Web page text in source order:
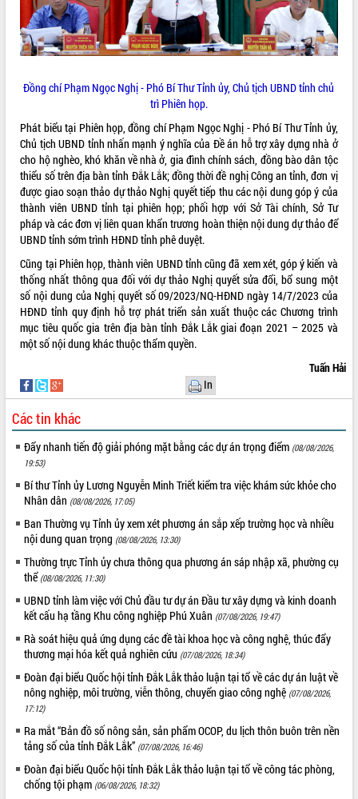
Họp báo thông tin về Hội nghị Công bố
Quy hoạch và Xúc tiến đầu tư tỉnh Đắk
Lắk
giải ngân vốn khắc phục thiên tai
HĐND tỉnh thông qua điều chỉnh Quy
hoạch tỉnh thời kỳ 2021-2030
Hội thảo góp ý hồ sơ điều chỉnh quy
hoạch tỉnh Đắk Lắk thời kỳ 2021-2030,
tầm nhìn đến năm 2050
Nâng cao hiệu quả hoạt động của các
doanh nghiệp nhà nước
Hội nghị triển khai kết nối mạng
truyền số liệu chuyên dùng phục vụ cơ
quan Đảng, Nhà nước
Lễ phát động chuỗi hoạt động chung
tay làm sạch môi trường
Xã Ea Kar bước chuyển mình trong
công tác cải cách hành chính mô hình
mới
năm 2026
Hội thảo khoa học “Giải pháp thúc đẩy
phát triển nền kinh tế xanh tại tỉnh
Đắk Lắk”
Tăng cường giám sát, đôn đốc thực
hiện nhiệm vụ quản lý tài sản công
hàng tuần
công tác cải cách thủ tục hành chính
tại Trung tâm Phục vụ hành chính
công tỉnh
Đắk Lắk: Tôn vinh 46 giải pháp tại Hội
thi Sáng tạo Kỹ thuật 2024 - 2025
Đắk Lắk rà soát, điều chỉnh Đề án 190
về phát triển nuôi trồng thủy sản
Phó Chủ tịch UBND tỉnh Đắk Lắk
Trương Công Thái kiểm tra thực địa
Dự án cao tốc Khánh Hòa - Buôn Ma
Thuột
Định vị cà phê Việt Nam như một “di
sản sống” trong dòng chảy toàn cầu
Xây dựng nông thôn mới: Nâng cao đời
sống người dân từ những mô hình thiết
thực
Đồng chí Phạm Ngọc Nghị - Phó Bí Thư Tỉnh ủy, Chủ tịch UBND tỉnh chủ
trì Phiên họp.
Phát biểu tại Phiên họp, đồng chí Phạm Ngọc Nghị - Phó Bí Thư Tỉnh ủy,
Chủ tịch UBND tỉnh nhấn mạnh ý nghĩa của Đề án hỗ trợ xây dựng nhà ở
cho hộ nghèo, khó khăn về nhà ở, gia đình chính sách, đồng bào dân tộc
thiểu số trên địa bàn tỉnh Đắk Lắk; đồng thời đề nghị Công an tỉnh, đơn vị
được giao soạn thảo dự thảo Nghị quyết tiếp thu các nội dung góp ý của
thành viên UBND tỉnh tại phiên họp; phối hợp với Sở Tài chính, Sở Tư
pháp và các đơn vị liên quan khẩn trương hoàn thiện nội dung dự thảo để
UBND tỉnh sớm trình HĐND tỉnh phê duyệt.
Cũng tại Phiên họp, thành viên UBND tỉnh cũng đã xem xét, góp ý kiến và
thống nhất thông qua đối với dự thảo Nghị quyết sửa đổi, bổ sung một
số nội dung của Nghị quyết số 09/2023/NQ-HĐND ngày 14/7/2023 của
HĐND tỉnh quy định hỗ trợ phát triển sản xuất thuộc các Chương trình
mục tiêu quốc gia trên địa bàn tỉnh Đắk Lắk giai đoạn 2021 – 2025 và
một số nội dung khác thuộc thẩm quyền.
Tuấn Hải
In
Các tin khác
Đẩy nhanh tiến độ giải phóng mặt bằng các dự án trọng điểm (08/08/2026,
19:53)
Bí thư Tỉnh ủy Lương Nguyễn Minh Triết kiểm tra việc khám sức khỏe cho
Nhân dân (08/08/2026, 17:05)
Ban Thường vụ Tỉnh ủy xem xét phương án sắp xếp trường học và nhiều
nội dung quan trọng (08/08/2026, 13:30)
Thường trực Tỉnh ủy chưa thông qua phương án sáp nhập xã, phường cụ
thể (08/08/2026, 11:30)
UBND tỉnh làm việc với Chủ đầu tư dự án Đầu tư xây dựng và kinh doanh
kết cấu hạ tầng Khu công nghiệp Phú Xuân (07/08/2026, 19:47)
Rà soát hiệu quả ứng dụng các đề tài khoa học và công nghệ, thúc đẩy
thương mại hóa kết quả nghiên cứu (07/08/2026, 18:34)
Đoàn đại biểu Quốc hội tỉnh Đắk Lắk thảo luận tại tổ về các dự án luật về
nông nghiệp, môi trường, viễn thông, chuyển giao công nghệ (07/08/2026,
17:12)
Ra mắt “Bản đồ số nông sản, sản phẩm OCOP, du lịch thôn buôn trên nền
tảng số của tỉnh Đắk Lắk” (07/08/2026, 16:46)
Đoàn đại biểu Quốc hội tỉnh Đắk Lắk thảo luận tại tổ về công tác phòng,
chống tội phạm (06/08/2026, 18:32)